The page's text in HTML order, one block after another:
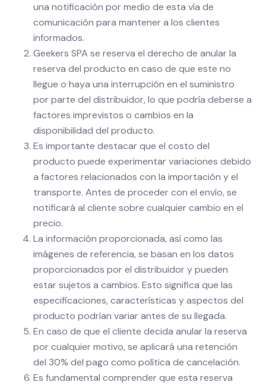
una notificación por medio de esta vía de
comunicación para mantener a los clientes
informados.
Geekers SPA se reserva el derecho de anular la
reserva del producto en caso de que este no
llegue o haya una interrupción en el suministro
por parte del distribuidor, lo que podría deberse a
factores imprevistos o cambios en la
disponibilidad del producto.
Es importante destacar que el costo del
producto puede experimentar variaciones debido
a factores relacionados con la importación y el
transporte. Antes de proceder con el envío, se
notificará al cliente sobre cualquier cambio en el
precio.
La información proporcionada, así como las
imágenes de referencia, se basan en los datos
proporcionados por el distribuidor y pueden
estar sujetos a cambios. Esto significa que las
especificaciones, características y aspectos del
producto podrían variar antes de su llegada.
En caso de que el cliente decida anular la reserva
por cualquier motivo, se aplicará una retención
del 30% del pago como política de cancelación.
Es fundamental comprender que esta reserva